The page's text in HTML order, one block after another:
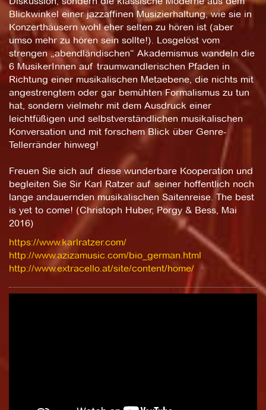
Blickwinkel einer jazzaffinen Musizierhaltung, wie sie in
Konzerthäusern wohl eher selten zu hören ist (aber
umso mehr zu hören sein sollte!). Losgelöst vom
strengen „abendländischen“ Akademismus wandeln die
6 MusikerInnen auf traumwandlerischen Pfaden in
Richtung einer musikalischen Metaebene, die nichts mit
angestrengtem oder gar bemühten Formalismus zu tun
hat, sondern vielmehr mit dem Ausdruck einer
leichtfüßigen und selbstverständlichen musikalischen
Konversation und mit forschem Blick über Genre-
Tellerränder hinweg!
Freuen Sie sich auf diese wunderbare Kooperation und
begleiten Sie Sir Karl Ratzer auf seiner hoffentlich noch
lange andauernden musikalischen Saitenreise. The best
is yet to come! (Christoph Huber, Porgy & Bess, Mai
2016)
https://www.karlratzer.com/
http://www.azizamusic.com/bio_german.html
http://www.extracello.at/site/content/home/